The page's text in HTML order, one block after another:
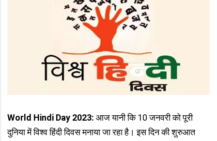
World Hindi Day 2023: आज यानी कि 10 जनवरी को पूरी
दुनिया में विश्व हिंदी दिवस मनाया जा रहा है। इस दिन की शुरुआत